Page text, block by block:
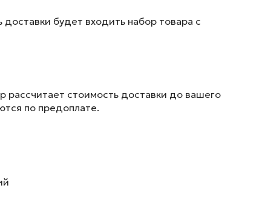
будет входить набор товара с
рассчитает стоимость доставки до вашего
по предоплате.